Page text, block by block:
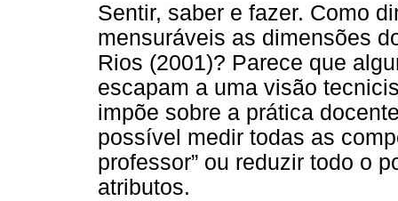
Sentir, saber e fazer. Como
mensuráveis as dimensões
Rios (2001)? Parece que
escapam a uma visão
impõe sobre a prática
possível medir todas as
professor” ou reduzir todo o
atributos.